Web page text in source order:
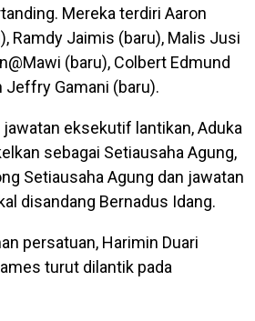
Mereka terdiri Aaron
Ramdy Jaimis (baru), Malis Jusi
(baru), Colbert Edmund
Jeffry Gamani (baru).
eksekutif lantikan, Aduka
sebagai Setiausaha Agung,
Setiausaha Agung dan jawatan
disandang Bernadus Idang.
persatuan, Harimin Duari
turut dilantik pada